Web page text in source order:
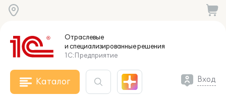
Отраслевые
и специализированныерешения
1С:Предприятие
Каталог Вход